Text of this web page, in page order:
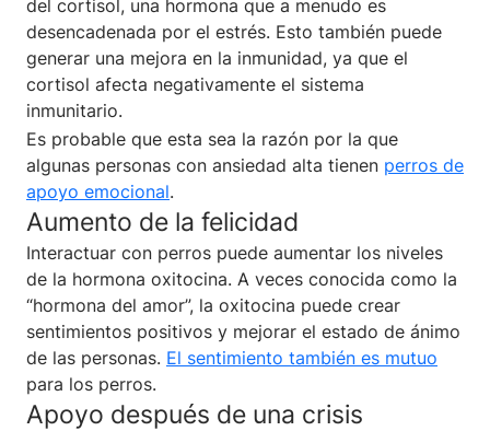
del cortisol, una hormona que a menudo es
desencadenada por el estrés. Esto también puede
generar una mejora en la inmunidad, ya que el
cortisol afecta negativamente el sistema
inmunitario.
Es probable que esta sea la razón por la que
algunas personas con ansiedad alta tienen perros de
apoyo emocional.
Aumento de la felicidad
Interactuar con perros puede aumentar los niveles
de la hormona oxitocina. A veces conocida como la
“hormona del amor”, la oxitocina puede crear
sentimientos positivos y mejorar el estado de ánimo
de las personas. El sentimiento también es mutuo
para los perros.
Apoyo después de una crisis